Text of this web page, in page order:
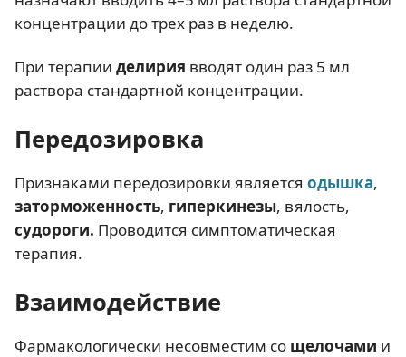
концентрации до трех раз в неделю.
При терапии делирия вводят один раз 5 мл
раствора стандартной концентрации.
Передозировка
Признаками передозировки является одышка,
заторможенность, гиперкинезы, вялость,
судороги. Проводится симптоматическая
терапия.
Взаимодействие
Фармакологически несовместим со щелочами и